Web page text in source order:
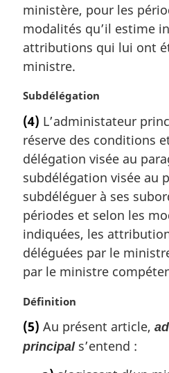
g
i
n
a
e
ministère, pour les
modalités qu’il estime
attributions qui lui ont
ministre.
N
t
e
m
a
g
i
n
a
e
:
Subdélégation
(4) L’administateur
réserve des conditions
délégation visée au
subdélégation visée au
subdéléguer à ses
périodes et selon les
indiquées, les
déléguées par le
par le ministre
N
t
e
Définition
(5) Au présent article,
principals’entend :